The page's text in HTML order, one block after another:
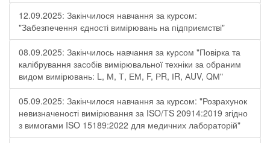
12.09.2025: Закінчилося навчання за курсом:
"Забезпечення єдності вимірювань на підприємстві"
08.09.2025: Закінчилось навчання за курсом "Повірка та
калібрування засобів вимірювальної техніки за обраним
видом вимірювань: L, М, Т, ЕМ, F, РR, ІR, АUV, QМ"
05.09.2025: Закінчилося навчання за курсом: "Розрахунок
невизначеності вимірювання за ISO/TS 20914:2019 згідно
з вимогами ISO 15189:2022 для медичних лабораторій"